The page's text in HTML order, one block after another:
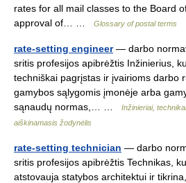
rates for all mail classes to the Board
approval of… …
Glossary of postal terms
rate-setting engineer— darbo
sritis profesijos apibrėžtis Inžinierius,
techniškai pagrįstas ir įvairioms darbo
gamybos sąlygomis įmonėje arba
sąnaudų normas,… …
Inžinieriai,
aiškinamasis žodynėlis
rate-setting technician — darbo
sritis profesijos apibrėžtis Technikas,
atstovauja statybos architektui ir